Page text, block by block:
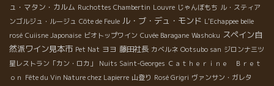
ュ・マタン・カルム Ruchottes Chambertin Louvre じゃんぼもち ル・スティア
ンゴルジュ・ルージュ Côte de Feule ル・ブ・デュ・モンド L'Echappee belle
rosé Cuiisne Japonaise ビオトップワイン Cuvée Baragane Washoku スペイン自
然派ワイン見本市 Pet Nat ヨヨ 藤田社長 カベルネ Ootsubo san ジロンナ三ツ
星レストラン「カン・ロカ」
Nuits Saint-Georges Ｃａｔｈｅｒｉｎｅ Ｂｒｅｔ
ｏｎ Fête du Vin Nature chez Lapierre 山登り Rosé Grigri ヴァンサン・ガレタ